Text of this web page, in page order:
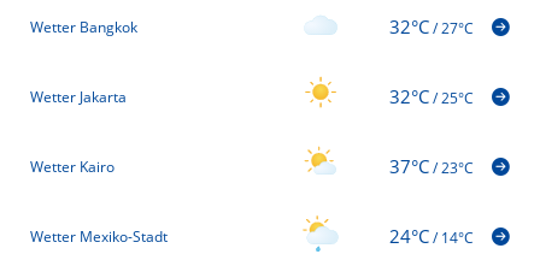
Wetter Bangkok 32°C/27°C
Wetter Jakarta 32°C/25°C
Wetter Kairo 37°C/23°C
Wetter Mexiko-Stadt 24°C/14°C